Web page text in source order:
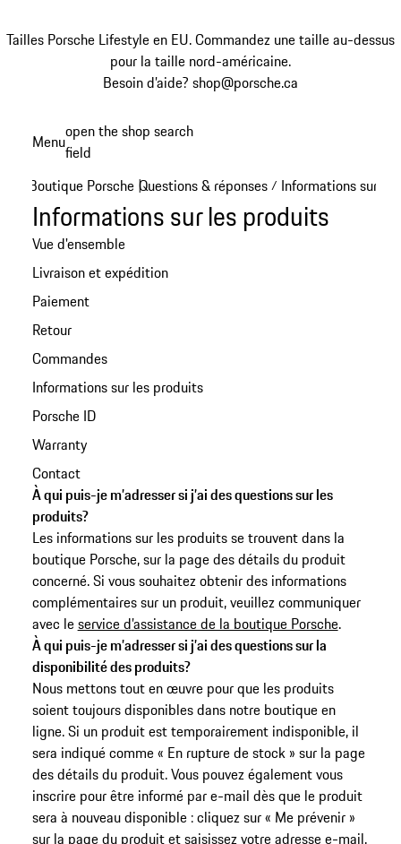
Tailles Porsche Lifestyle en EU. Commandez une taille au-dessus
pour la taille nord-américaine.
Besoin d’aide? shop@porsche.ca
principal
Menuopen the shop search
field
Boutique Porsche |Questions & réponses / Informations sur
Informations sur les produits
Vue d'ensemble
Livraison et expédition
Paiement
Retour
Commandes
Informations sur les produits
Porsche ID
Warranty
Contact
À qui puis-je m’adresser si j’ai des questions sur les
produits?
Les informations sur les produits se trouvent dans la
boutique Porsche, sur la page des détails du produit
concerné. Si vous souhaitez obtenir des informations
complémentaires sur un produit, veuillez communiquer
avec leservice d’assistance de la boutique Porsche.
À qui puis-je m’adresser si j’ai des questions sur la
disponibilité des produits?
Nous mettons tout en œuvre pour que les produits
soient toujours disponibles dans notre boutique en
ligne. Si un produit est temporairement indisponible, il
sera indiqué comme « En rupture de stock » sur la page
des détails du produit.Vous pouvez également vous
inscrire pour être informé par e-mail dès que le produit
sera à nouveau disponible : cliquez sur « Me prévenir »
sur la page du produit et saisissez votre adresse e-mail.